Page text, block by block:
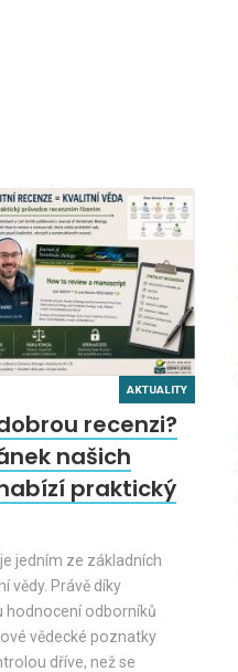
AKTUALITY
recenzi?
našich
praktický
jedním ze základních
vědy. Právě díky
hodnocení odborníků
vědecké poznatky
dříve, než se